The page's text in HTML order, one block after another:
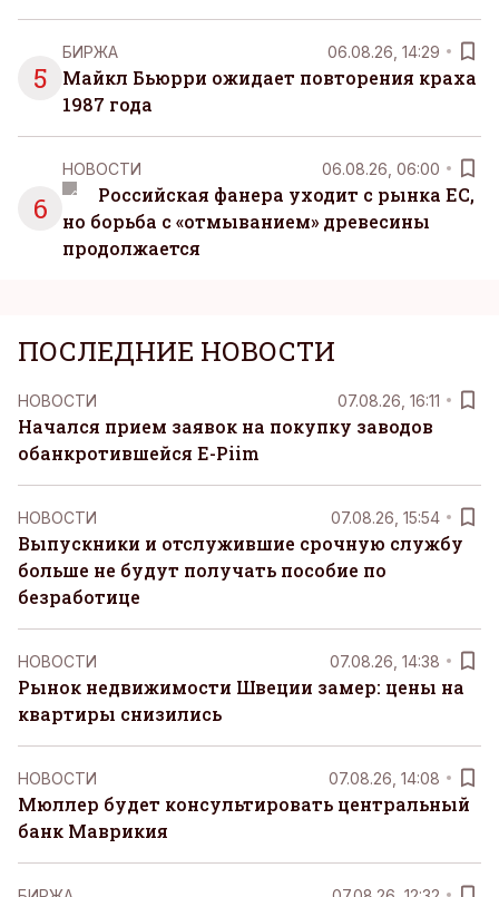
5
БИРЖА 06.08.26, 14:29
Майкл Бьюрри ожидает повторения краха
1987 года
6
НОВОСТИ 06.08.26, 06:00
Российская фанера уходит с рынка ЕС,
но борьба с «отмыванием» древесины
продолжается
ПОСЛЕДНИЕ НОВОСТИ
НОВОСТИ 07.08.26, 16:11
Начался прием заявок на покупку заводов
обанкротившейся E-Piim
НОВОСТИ 07.08.26, 15:54
Выпускники и отслужившие срочную службу
больше не будут получать пособие по
безработице
НОВОСТИ 07.08.26, 14:38
Рынок недвижимости Швеции замер: цены на
квартиры снизились
НОВОСТИ 07.08.26, 14:08
Мюллер будет консультировать центральный
банк Маврикия